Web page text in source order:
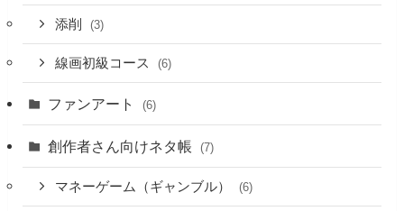
添削 (3)
線画初級コース (6)
ファンアート (6)
創作者さん向けネタ帳 (7)
マネーゲーム（ギャンブル） (6)